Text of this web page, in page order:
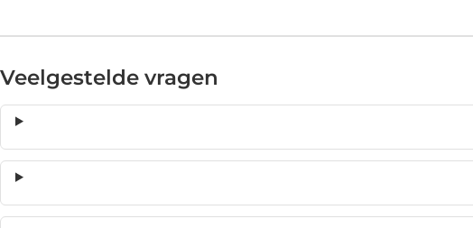
Veelgestelde vragen